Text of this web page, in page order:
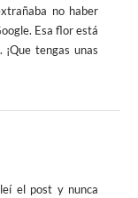
no haber
Esa flor está
tengas unas
el post y nunca